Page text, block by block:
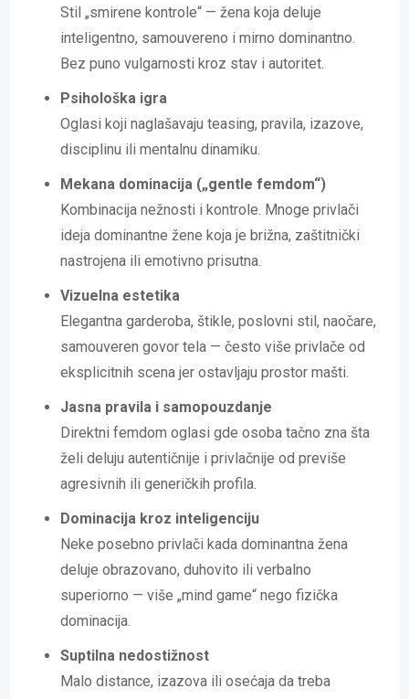
Stil „smirene kontrole“ — žena koja deluje
inteligentno, samouvereno i mirno dominantno.
Bez puno vulgarnosti kroz stav i autoritet.
Psihološka igra
Oglasi koji naglašavaju teasing, pravila, izazove,
disciplinu ili mentalnu dinamiku.
Mekana dominacija („gentle femdom“)
Kombinacija nežnosti i kontrole. Mnoge privlači
ideja dominantne žene koja je brižna, zaštitnički
nastrojena ili emotivno prisutna.
Vizuelna estetika
Elegantna garderoba, štikle, poslovni stil, naočare,
samouveren govor tela — često više privlače od
eksplicitnih scena jer ostavljaju prostor mašti.
Jasna pravila i samopouzdanje
Direktni femdom oglasi gde osoba tačno zna šta
želi deluju autentičnije i privlačnije od previše
agresivnih ili generičkih profila.
Dominacija kroz inteligenciju
Neke posebno privlači kada dominantna žena
deluje obrazovano, duhovito ili verbalno
superiorno — više „mind game“ nego fizička
dominacija.
Suptilna nedostižnost
Malo distance, izazova ili osećaja da treba